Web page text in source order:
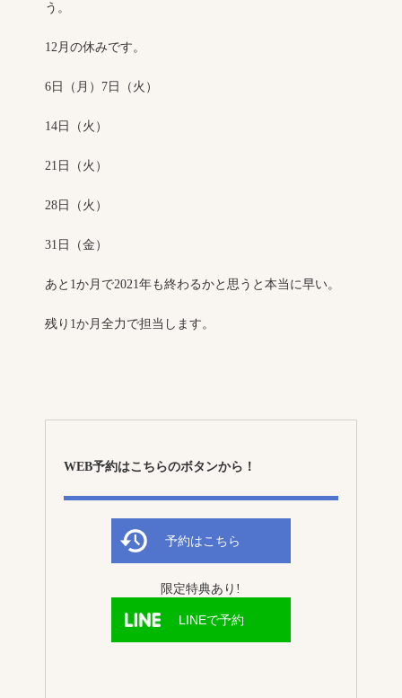
う。
12月の休みです。
6日（月）7日（火）
14日（火）
21日（火）
28日（火）
31日（金）
あと1か月で2021年も終わるかと思うと本当に早い。
残り1か月全力で担当します。
WEB予約はこちらのボタンから！
予約はこちら
限定特典あり!
LINEで予約